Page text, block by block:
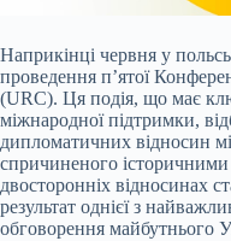
Наприкінці червня у
проведення п’ятої
(URC). Ця подія, що має
міжнародної підтримки,
дипломатичних відносин
спричиненого
двосторонніх відносинах
результат однієї з
обговорення майбутнього